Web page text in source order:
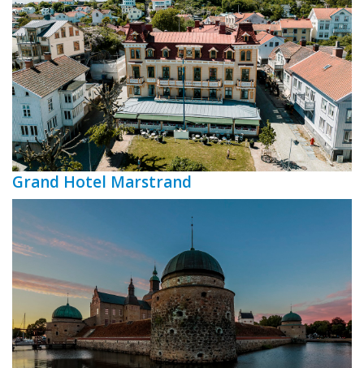
Grand Hotel Marstrand